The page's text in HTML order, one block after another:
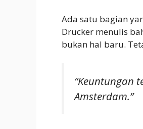
Ada satu bagian
Drucker menulis
bukan hal baru.
“Keuntungan
Amsterdam.”